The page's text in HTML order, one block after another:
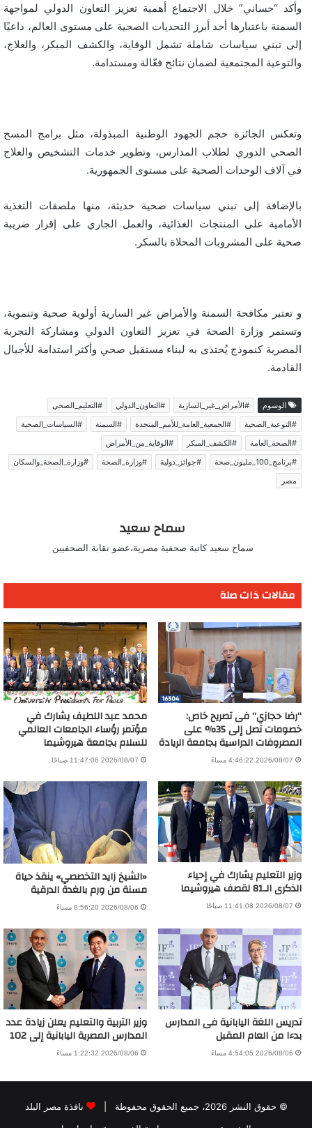
وأكد “حساني” خلال الاجتماع أهمية تعزيز التعاون الدولي لمواجهة
السمنة باعتبارها أحد أبرز التحديات الصحية على مستوى العالم، داعيًا
إلى تبني سياسات شاملة تشمل الوقاية، والكشف المبكر، والعلاج،
والتوعية المجتمعية لضمان نتائج فعّالة ومستدامة.
وتعكس الجائزة حجم الجهود الوطنية المبذولة، مثل برامج المسح
الصحي الدوري لطلاب المدارس، وتطوير خدمات التشخيص والعلاج
في آلاف الوحدات الصحية على مستوى الجمهورية.
بالإضافة إلى تبني سياسات صحية حديثة، منها ملصقات التغذية
الأمامية على المنتجات الغذائية، والعمل الجاري على إقرار ضريبة
صحية على المشروبات المحلاة بالسكر.
و تعتبر مكافحة السمنة والأمراض غير السارية أولوية صحية وتنموية،
وتستمر وزارة الصحة في تعزيز التعاون الدولي ومشاركة التجربة
المصرية كنموذج يُحتذى به لبناء مستقبل صحي وأكثر استدامة للأجيال
القادمة.
الوسوم #الأمراض_غير_السارية #التعاون_الدولي
#التعليم_الصحي
#التوعية_الصحية
#الجمعية_العامة_للأمم_المتحدة #السمنة
#السياسات_الصحية
#الصحة_العامة
#الكشف_المبكر
#الوقاية_من_الأمراض
#برنامج_100_مليون_صحة
#جوائز_دولية #وزارة_الصحة
#وزارة_الصحة_والسكان
مصر
سماح سعيد
سماح سعيد كاتبة صحفية مصرية،عضو نقابة الصحفيين
مقالات ذات صلة
“رضا حجازي” فى تصريح خاص:
خصومات تصل إلى 35% على
المصروفات الدراسية بجامعة الريادة
2026/08/07 4:46:22 مساءً
محمد عبد اللطيف يشارك في
مؤتمر رؤساء الجامعات العالمي
للسلام بجامعة هيروشيما
2026/08/07 11:47:06 صباحًا
وزير التعليم يشارك في إحياء
الذكرى الـ81 لقصف هيروشيما
2026/08/07 11:41:08 صباحًا
«الشيخ زايد التخصصي» ينقذ حياة
مسنة من ورم بالغدة الدرقية
2026/08/06 8:56:20 مساءً
تدريس اللغة اليابانية فى المدارس
بدءا من العام المقبل
2026/08/06 4:54:05 مساءً
وزير التربية والتعليم يعلن زيادة عدد
المدارس المصرية اليابانية إلى 102
2026/08/06 1:22:32 مساءً
© حقوق النشر 2026، جميع الحقوق محفوظة |
نافذة مصر البلد